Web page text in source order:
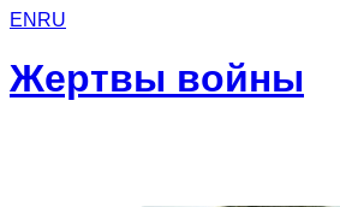
EN RU
Жертвы войны